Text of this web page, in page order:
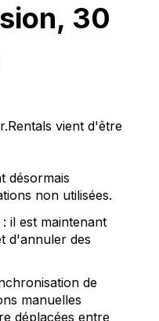
30
vient d'être
désormais
non utilisées.
il est maintenant
d'annuler des
de
manuelles
déplacées entre